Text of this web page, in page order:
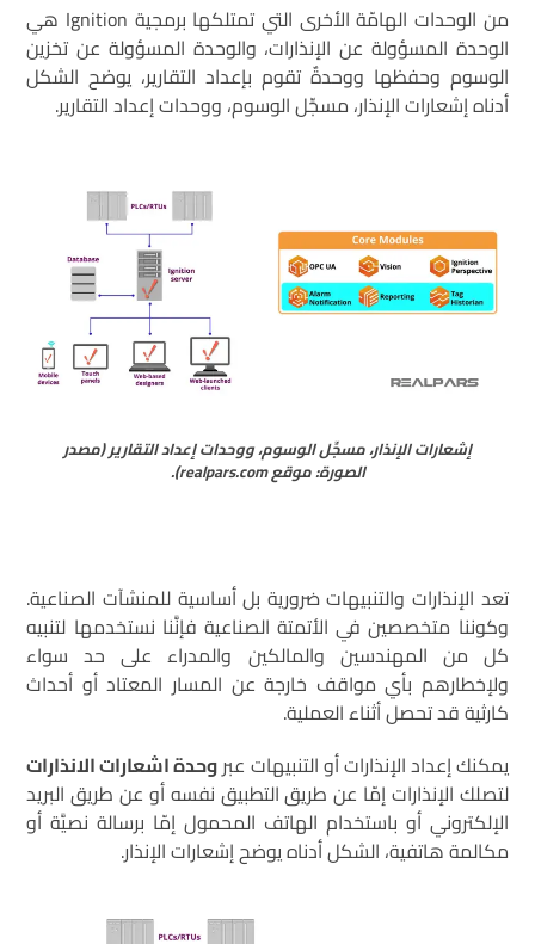
من الوحدات الهامّة الأخرى التي تمتلكها برمجية Ignition هي
الوحدة المسؤولة عن الإنذارات، والوحدة المسؤولة عن تخزين
الوسوم وحفظها ووحدةٌ تقوم بإعداد التقارير، يوضح الشكل
أدناه إشعارات الإنذار، مسجِّل الوسوم، ووحدات إعداد التقارير.
إشعارات الإنذار، مسجِّل الوسوم، ووحدات إعداد التقارير (مصدر
الصورة: موقع realpars.com).
تعد الإنذارات والتنبيهات ضرورية بل أساسية للمنشآت الصناعية.
وكوننا متخصصين في الأتمتة الصناعية فإنَّنا نستخدمها لتنبيه
كل من المهندسين والمالكين والمدراء على حد سواء
ولإخطارهم بأي مواقف خارجة عن المسار المعتاد أو أحداث
كارثية قد تحصل أثناء العملية.
يمكنك إعداد الإنذارات أو التنبيهات عبروحدة اشعارات الانذارات
لتصلك الإنذارات إمّا عن طريق التطبيق نفسه أو عن طريق البريد
الإلكتروني أو باستخدام الهاتف المحمول إمّا برسالة نصيَّة أو
مكالمة هاتفية، الشكل أدناه يوضح إشعارات الإنذار.